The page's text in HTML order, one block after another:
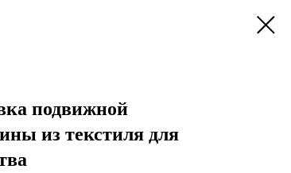
подвижной
из текстиля для